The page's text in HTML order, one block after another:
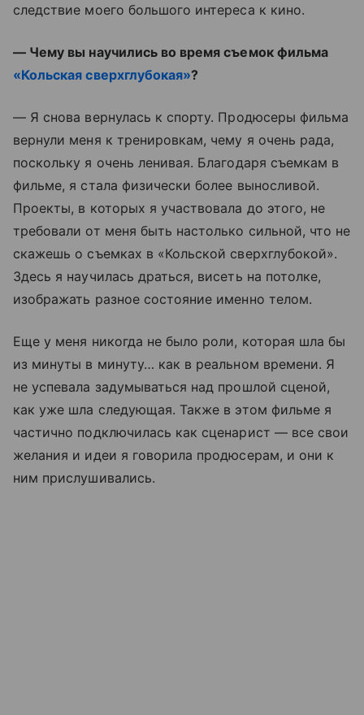
следствие моего большого интереса к кино.
— Чему вы научились во время съемок фильма
«Кольская сверхглубокая»?
— Я снова вернулась к спорту. Продюсеры фильма
вернули меня к тренировкам, чему я очень рада,
поскольку я очень ленивая. Благодаря съемкам в
фильме, я стала физически более выносливой.
Проекты, в которых я участвовала до этого, не
требовали от меня быть настолько сильной, что не
скажешь о съемках в «Кольской сверхглубокой».
Здесь я научилась драться, висеть на потолке,
изображать разное состояние именно телом.
Еще у меня никогда не было роли, которая шла бы
из минуты в минуту… как в реальном времени. Я
не успевала задумываться над прошлой сценой,
как уже шла следующая. Также в этом фильме я
частично подключилась как сценарист — все свои
желания и идеи я говорила продюсерам, и они к
ним прислушивались.